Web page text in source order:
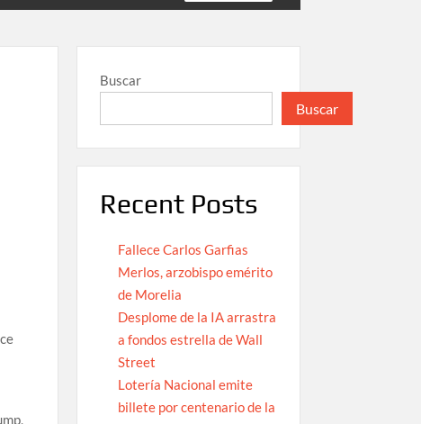
Buscar
Buscar
Recent Posts
Fallece Carlos Garfias
Merlos, arzobispo emérito
de Morelia
Desplome de la IA arrastra
a fondos estrella de Wall
Street
Lotería Nacional emite
billete por centenario de la